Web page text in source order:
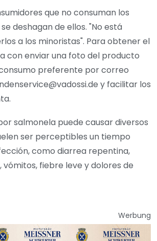
que no consuman los
deshagan de ellos. "No está
a los minoristas". Para obtener el
con enviar una foto del producto
preferente por correo
y facilitar los
salmonela puede causar diversos
ser perceptibles un tiempo
como diarrea repentina,
fiebre leve y dolores de
Werbung